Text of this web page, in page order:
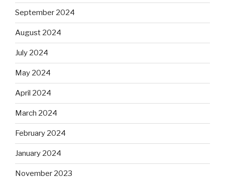
September 2024
August 2024
July 2024
May 2024
April 2024
March 2024
February 2024
January 2024
November 2023